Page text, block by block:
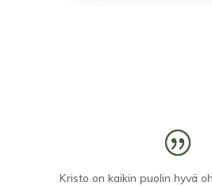
Kristo on kaikin puolin hyvä